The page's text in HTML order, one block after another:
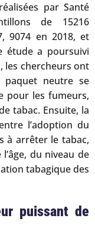
par Santé
de 15216
9074 en 2018, et
étude a poursuivi
les chercheurs ont
paquet neutre se
pour les fumeurs,
tabac. Ensuite, la
l’adoption du
à arrêter le tabac,
du niveau de
tabagique des
puissant de